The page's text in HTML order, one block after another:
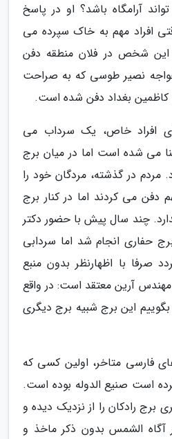
آرامگاه باشد؟ او در پاسخ
افراد مهم به خاک سپرده می
شخص در فلان منطقه دفن
نصیر طوسی که به صراحت
کاظمین بغداد دفن شده است.
افراد خاص، یک سرداب می
می شده است اما در میان برج
مردم در گذشته، مردگان خود را
دفن می کردند اما در کنار برج
چند سال پیش با حضور دکتر
حفاری انجام شد اما سردابی
صرفا با اظهارنظر بدون منبع
آرین معتقد است: در واقع
این برج شبیه برج دیگری
فارسی متاخر، اولین کسی که
است صنیع الدوله بوده است.
هجری قمری برج رادکان را از نزدیک دیده و
آگاه الشمس بدون ذکر ماخذ و